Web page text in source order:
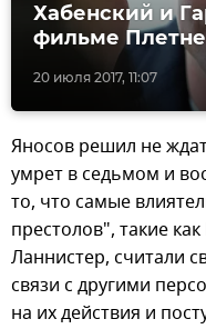
20 июля 2017, 11:07
Хабенский и
фильме
Яносов решил не
умрет в седьмом и
то, что самые
престолов", такие
Ланнистер, считали
связи с другими
на их действия и